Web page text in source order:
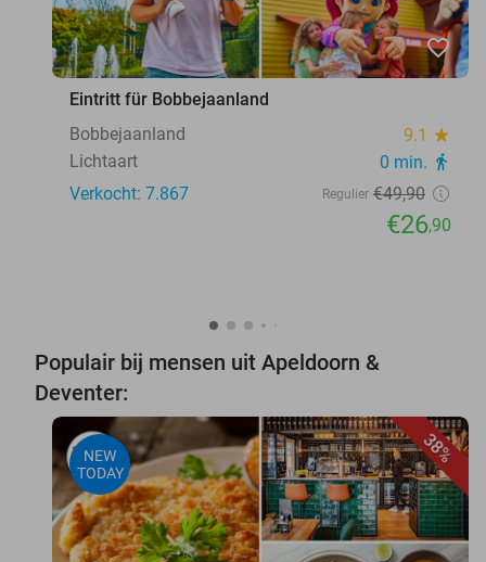
favorite_border
Eintritt für Bobbejaanland
Bobbejaanland
9.1 star
Lichtaart 0 min. directions_walk
Verkocht: 7.867 Regulier €49,90
€26,90
Populair bij mensen uit Apeldoorn &
Deventer:
38%
NEW
TODAY